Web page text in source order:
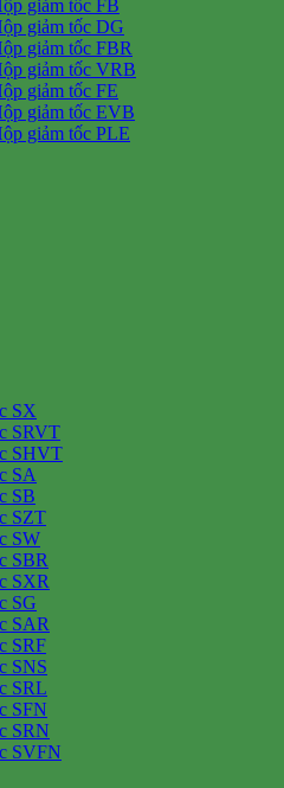
giảm tốc FB
giảm tốc DG
giảm tốc FBR
giảm tốc VRB
giảm tốc FE
giảm tốc EVB
giảm tốc PLE
SX
SRVT
SHVT
SA
SB
SZT
SW
SBR
SXR
SG
SAR
SRF
SNS
SRL
SFN
SRN
SVFN